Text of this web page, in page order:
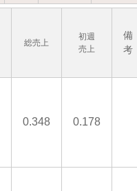
総売上
初週
売上
備
考
0.348 0.178